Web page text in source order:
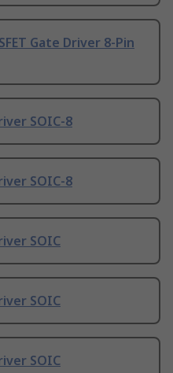
Gate Driver 8-Pin
SOIC-8
SOIC-8
SOIC
SOIC
SOIC